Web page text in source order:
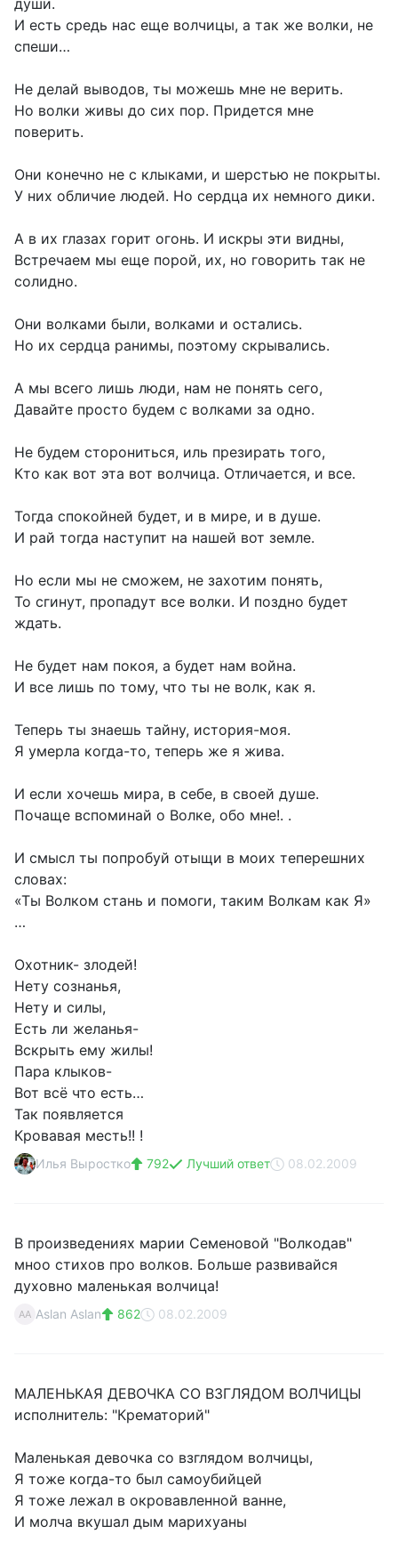
души.
И есть средь нас еще волчицы, а так же волки, не
спеши…
Не делай выводов, ты можешь мне не верить.
Но волки живы до сих пор. Придется мне
поверить.
Они конечно не с клыками, и шерстью не покрыты.
У них обличие людей. Но сердца их немного дики.
А в их глазах горит огонь. И искры эти видны,
Встречаем мы еще порой, их, но говорить так не
солидно.
Они волками были, волками и остались.
Но их сердца ранимы, поэтому скрывались.
А мы всего лишь люди, нам не понять сего,
Давайте просто будем с волками за одно.
Не будем сторониться, иль презирать того,
Кто как вот эта вот волчица. Отличается, и все.
Тогда спокойней будет, и в мире, и в душе.
И рай тогда наступит на нашей вот земле.
Но если мы не сможем, не захотим понять,
То сгинут, пропадут все волки. И поздно будет
ждать.
Не будет нам покоя, а будет нам война.
И все лишь по тому, что ты не волк, как я.
Теперь ты знаешь тайну, история-моя.
Я умерла когда-то, теперь же я жива.
И если хочешь мира, в себе, в своей душе.
Почаще вспоминай о Волке, обо мне!. .
И смысл ты попробуй отыщи в моих теперешних
словах:
«Ты Волком стань и помоги, таким Волкам как Я»
…
Охотник- злодей!
Нету сознанья,
Нету и силы,
Есть ли желанья-
Вскрыть ему жилы!
Пара клыков-
Вот всё что есть…
Так появляется
Кровавая месть!! !
Илья Выростко 792 Лучший ответ 08.02.2009
В произведениях марии Семеновой "Волкодав"
мноо стихов про волков. Больше развивайся
духовно маленькая волчица!
AA Aslan Aslan 862 08.02.2009
МАЛЕНЬКАЯ ДЕВОЧКА СО ВЗГЛЯДОМ ВОЛЧИЦЫ
исполнитель: "Крематорий"
Маленькая девочка со взглядом волчицы,
Я тоже когда-то был самоубийцей
Я тоже лежал в окровавленной ванне,
И молча вкушал дым марихуаны